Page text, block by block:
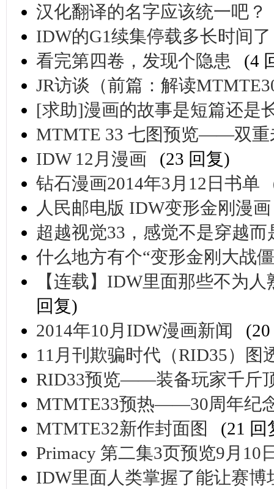
汉化翻译的名字应该统一吧？
IDW的G1续集停载多长时间
看完第四卷，发现个隐患
(4
JR访谈（前篇：解读
[求助]漫画的故事是短篇还是
MTMTE 33 七图预览——双重
IDW 12月漫画
(23 回复)
钻石漫画2014年3月12日书单
人民邮电版 IDW变形金刚漫
超越视觉33，感觉不是穿越而
什么地方有个“变形金刚大战
【连载】IDW里面那些不为
回复)
2014年10月IDW漫画新闻
11月刊欺骗时代（RID35）图
RID33预览——装备玩家千斤
MTMTE33预热——30周年纪
MTMTE32新作封面图
(21 回
Primacy 第二集3页预览9月10
IDW里面人类掌握了能让赛